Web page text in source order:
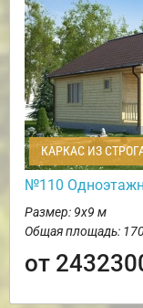
КАРКАС ИЗ
№110
Размер: 9х9 м
Общая площадь:
от